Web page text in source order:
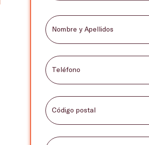
Nombre y Apellidos
Teléfono
Código postal